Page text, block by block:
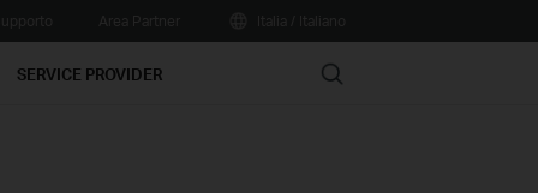
SERVICE PROVIDER Search